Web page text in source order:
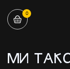
0
МИ